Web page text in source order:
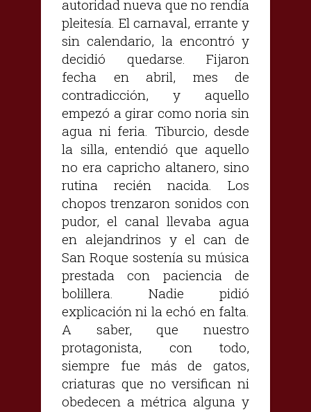
autoridad nueva que no rendía
pleitesía. El carnaval, errante y
sin calendario, la encontró y
decidió quedarse. Fijaron
fecha en abril, mes de
contradicción, y aquello
empezó a girar como noria sin
agua ni feria. Tiburcio, desde
la silla, entendió que aquello
no era capricho altanero, sino
rutina recién nacida. Los
chopos trenzaron sonidos con
pudor, el canal llevaba agua
en alejandrinos y el can de
San Roque sostenía su música
prestada con paciencia de
bolillera. Nadie pidió
explicación ni la echó en falta.
A saber, que nuestro
protagonista, con todo,
siempre fue más de gatos,
criaturas que no versifican ni
obedecen a métrica alguna y